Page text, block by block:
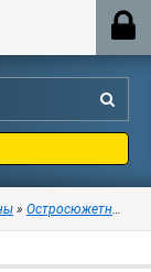
» Остросюжетные